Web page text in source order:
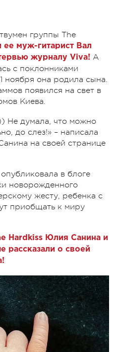
группы The
ее муж-гитарист Вал
журналу Viva! А
с поклонниками
ноября она родила сына.
появился на свет в
Киева.
Не думала, что можно
до слез!» – написала
на своей странице
в блоге
новорожденного
жесту, ребенка с
приобщать к миру
Hardkiss Юлия Санина и
рассказали о своей